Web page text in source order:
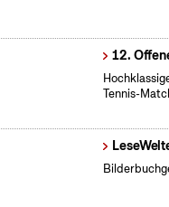
12.
Tennis-